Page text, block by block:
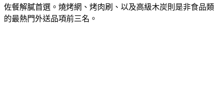
佐餐解膩首選。燒烤網、烤肉刷、以及高級木炭則是非食品類
的最熱門外送品項前三名。